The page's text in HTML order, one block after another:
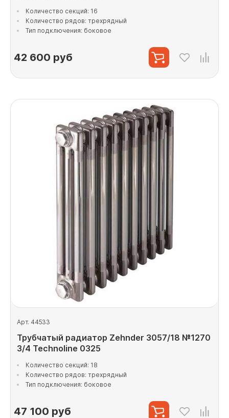
Количество секций: 16
Количество рядов: трехрядный
Тип подключения: боковое
42 600 руб
Арт. 44533
Трубчатый радиатор Zehnder 3057/18 №1270
3/4 Technoline 0325
Количество секций: 18
Количество рядов: трехрядный
Тип подключения: боковое
47 100 руб